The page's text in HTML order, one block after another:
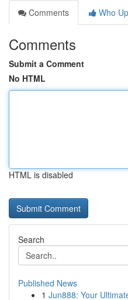
Comments
Who
Comments
Submit a Comment
No HTML
HTML is disabled
Search
Published News
1 Jun888: Your